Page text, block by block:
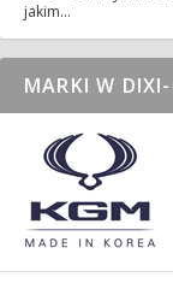
jakim…
MARKI W